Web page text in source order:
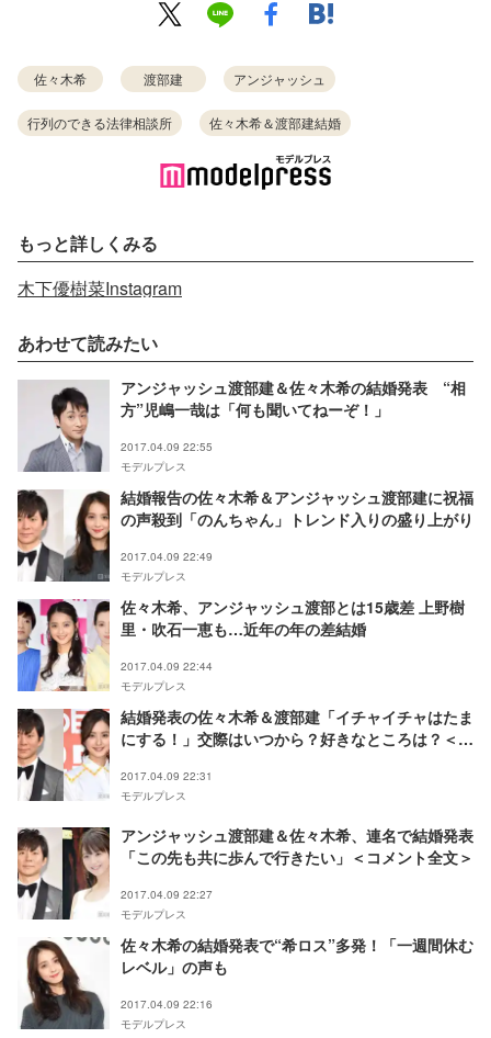
佐々木希 渡部建 アンジャッシュ
行列のできる法律相談所 佐々木希＆渡部建結婚
もっと詳しくみる
木下優樹菜Instagram
あわせて読みたい
アンジャッシュ渡部建＆佐々木希の結婚発表 “相
方”児嶋一哉は「何も聞いてねーぞ！」
2017.04.09 22:55
モデルプレス
結婚報告の佐々木希＆アンジャッシュ渡部建に祝福
の声殺到「のんちゃん」トレンド入りの盛り上がり
2017.04.09 22:49
モデルプレス
佐々木希、アンジャッシュ渡部とは15歳差 上野樹
里・吹石一恵も…近年の年の差結婚
2017.04.09 22:44
モデルプレス
結婚発表の佐々木希＆渡部建「イチャイチャはたま
にする！」交際はいつから？好きなところは？＜一
2017.04.09 22:31
モデルプレス
アンジャッシュ渡部建＆佐々木希、連名で結婚発表
「この先も共に歩んで行きたい」＜コメント全文＞
2017.04.09 22:27
モデルプレス
佐々木希の結婚発表で“希ロス”多発！「一週間休む
レベル」の声も
2017.04.09 22:16
モデルプレス